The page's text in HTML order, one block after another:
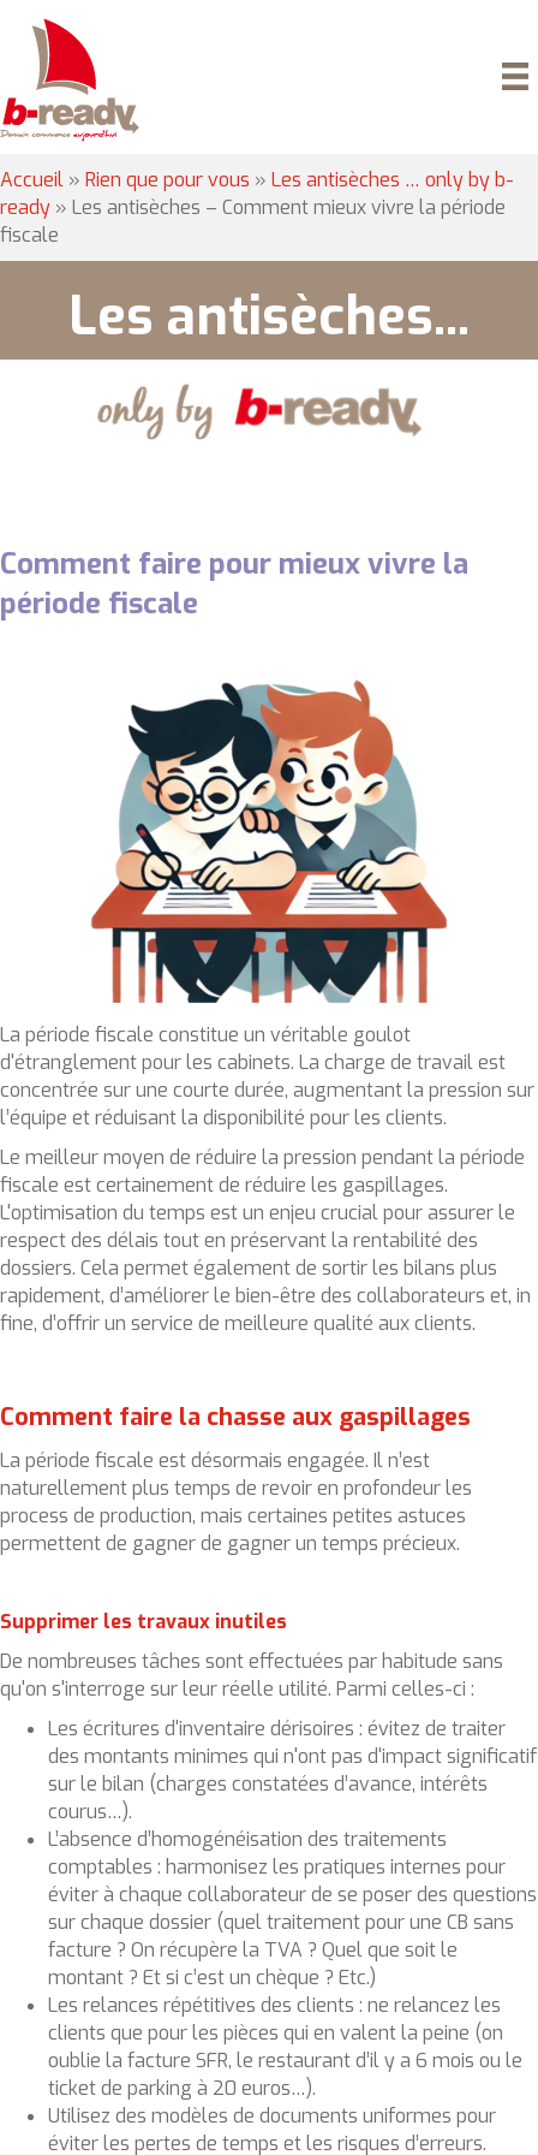
Accueil » Rien que pour vous » Les antisèches … only by b-
ready » Les antisèches – Comment mieux vivre la période
fiscale
Les antisèches...
Comment faire pour mieux vivre la
période fiscale
La période fiscale constitue un véritable goulot
d'étranglement pour les cabinets. La charge de travail est
concentrée sur une courte durée, augmentant la pression sur
l’équipe et réduisant la disponibilité pour les clients.
Le meilleur moyen de réduire la pression pendant la période
fiscale est certainement de réduire les gaspillages.
L'optimisation du temps est un enjeu crucial pour assurer le
respect des délais tout en préservant la rentabilité des
dossiers. Cela permet également de sortir les bilans plus
rapidement, d’améliorer le bien-être des collaborateurs et, in
fine, d’offrir un service de meilleure qualité aux clients.
Comment faire la chasse aux gaspillages
La période fiscale est désormais engagée. Il n’est
naturellement plus temps de revoir en profondeur les
process de production, mais certaines petites astuces
permettent de gagner de gagner un temps précieux.
Supprimer les travaux inutiles
De nombreuses tâches sont effectuées par habitude sans
qu'on s'interroge sur leur réelle utilité. Parmi celles-ci :
Les écritures d'inventaire dérisoires : évitez de traiter
des montants minimes qui n'ont pas d'impact significatif
sur le bilan (charges constatées d’avance, intérêts
courus…).
L’absence d’homogénéisation des traitements
comptables : harmonisez les pratiques internes pour
éviter à chaque collaborateur de se poser des questions
sur chaque dossier (quel traitement pour une CB sans
facture ? On récupère la TVA ? Quel que soit le
montant ? Et si c’est un chèque ? Etc.)
Les relances répétitives des clients : ne relancez les
clients que pour les pièces qui en valent la peine (on
oublie la facture SFR, le restaurant d’il y a 6 mois ou le
ticket de parking à 20 euros…).
Utilisez des modèles de documents uniformes pour
éviter les pertes de temps et les risques d’erreurs.